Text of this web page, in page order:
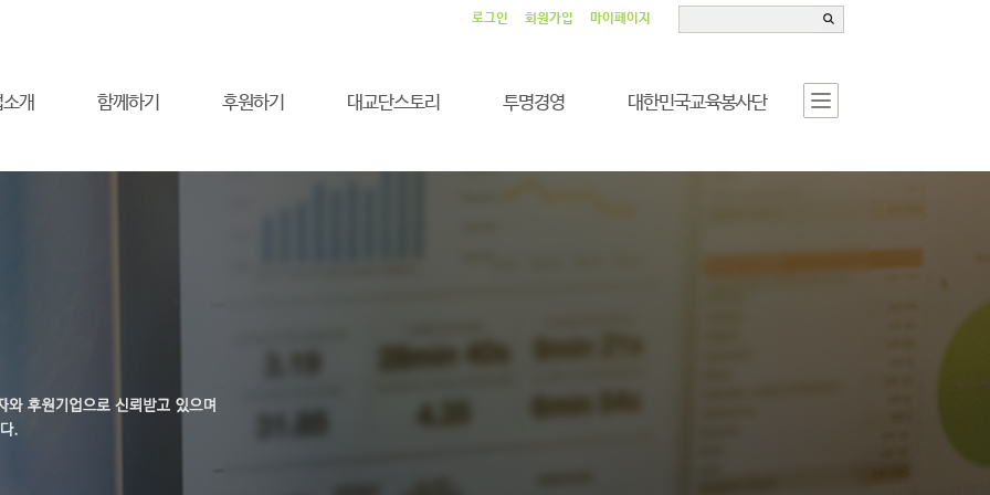
로그인 회원가입 마이페이지
개 함께하기 후원하기 대교단스토리 투명경영 대한민국교육봉사단